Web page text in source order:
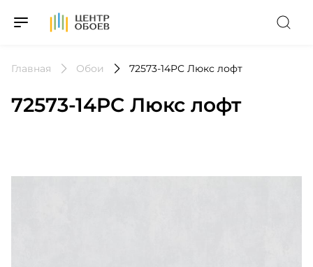
На Главную
Главная Обои 72573-14PC Люкс лофт
72573-14PC Люкс лофт